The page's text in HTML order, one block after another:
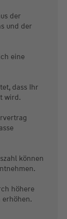
der
und der
eine
dass Ihr
wird.
können
höhere
erhöhen.